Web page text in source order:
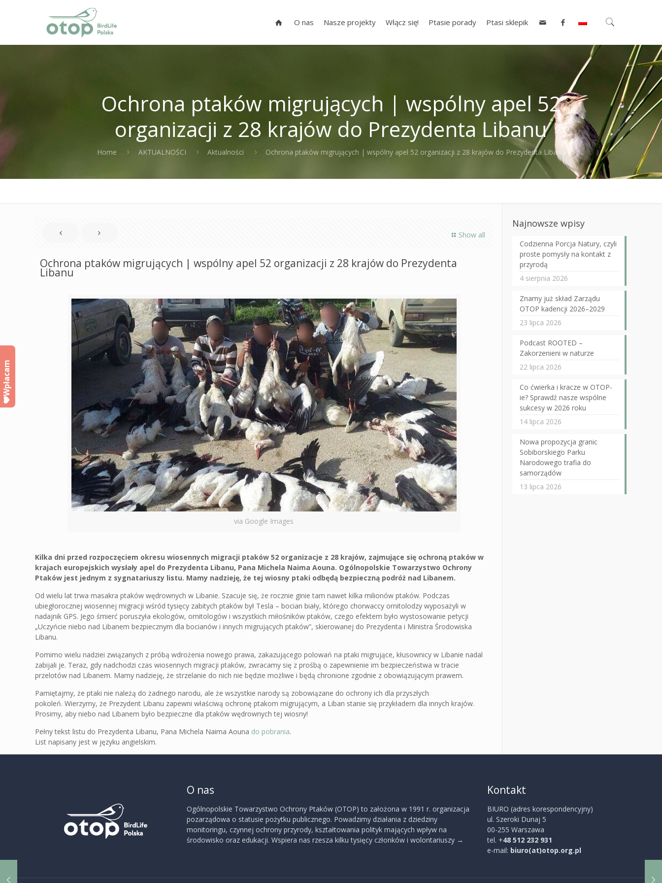
O nas Nasze projekty Włącz się! Ptasie porady Ptasi sklepik
Ochrona ptaków migrujących | wspólny apel 52
organizacji z 28 krajów do Prezydenta Libanu
Home AKTUALNOŚCI Aktualności Ochrona ptaków migrujących | wspólny apel 52 organizacji z 28 krajów do Prezydenta Libanu
Show all
Ochrona ptaków migrujących | wspólny apel 52 organizacji z 28 krajów do Prezydenta
Libanu
via Google Images
Kilka dni przed rozpoczęciem okresu wiosennych migracji ptaków 52 organizacje z 28 krajów, zajmujące się ochroną ptaków w
krajach europejskich wysłały apel do Prezydenta Libanu, Pana Michela Naima Aouna. Ogólnopolskie Towarzystwo Ochrony
Ptaków jest jednym z sygnatariuszy listu. Mamy nadzieję, że tej wiosny ptaki odbędą bezpieczną podróż nad Libanem.
Od wielu lat trwa masakra ptaków wędrownych w Libanie. Szacuje się, że rocznie ginie tam nawet kilka milionów ptaków. Podczas
ubiegłorocznej wiosennej migracji wśród tysięcy zabitych ptaków był Tesla – bocian biały, którego chorwaccy ornitolodzy wyposażyli w
nadajnik GPS. Jego śmierć poruszyła ekologów, ornitologów i wszystkich miłośników ptaków, czego efektem było wystosowanie petycji
„Uczyńcie niebo nad Libanem bezpiecznym dla bocianów i innych migrujących ptaków”, skierowanej do Prezydenta i Ministra Środowiska
Libanu.
Pomimo wielu nadziei związanych z próbą wdrożenia nowego prawa, zakazującego polowań na ptaki migrujące, kłusownicy w Libanie nadal
zabijali je. Teraz, gdy nadchodzi czas wiosennych migracji ptaków, zwracamy się z prośbą o zapewnienie im bezpieczeństwa w tracie
przelotów nad Libanem. Mamy nadzieję, że strzelanie do nich nie będzie możliwe i będą chronione zgodnie z obowiązującym prawem.
Pamiętajmy, że ptaki nie należą do żadnego narodu, ale że wszystkie narody są zobowiązane do ochrony ich dla przyszłych
pokoleń. Wierzymy, że Prezydent Libanu zapewni właściwą ochronę ptakom migrującym, a Liban stanie się przykładem dla innych krajów.
Prosimy, aby niebo nad Libanem było bezpieczne dla ptaków wędrownych tej wiosny!
Pełny tekst listu do Prezydenta Libanu, Pana Michela Naima Aouna do pobrania.
List napisany jest w języku angielskim.
Najnowsze wpisy
Codzienna Porcja Natury, czyli
proste pomysły na kontakt z
przyrodą
4 sierpnia 2026
Znamy już skład Zarządu
OTOP kadencji 2026–2029
23 lipca 2026
Podcast ROOTED –
Zakorzenieni w naturze
22 lipca 2026
Co ćwierka i kracze w OTOP-
ie? Sprawdź nasze wspólne
sukcesy w 2026 roku
14 lipca 2026
Nowa propozycja granic
Sobiborskiego Parku
Narodowego trafia do
samorządów
13 lipca 2026
O nas
Ogólnopolskie Towarzystwo Ochrony Ptaków (OTOP) to założona w 1991 r. organizacja
pozarządowa o statusie pożytku publicznego. Powadzimy działania z dziedziny
monitoringu, czynnej ochrony przyrody, kształtowania polityk mających wpływ na
środowisko oraz edukacji. Wspiera nas rzesza kilku tysięcy członków i wolontariuszy →
Kontakt
BIURO (adres korespondencyjny)
ul. Szeroki Dunaj 5
00-255 Warszawa
tel. +48 512 232 931
e-mail: biuro(at)otop.org.pl
Wpłacam